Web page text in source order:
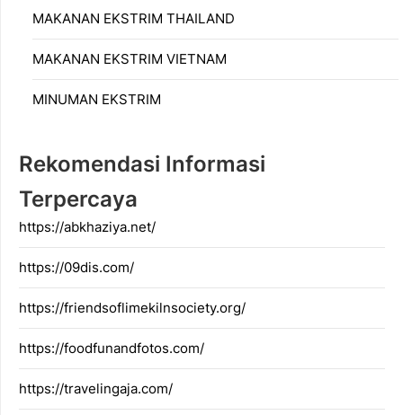
MAKANAN EKSTRIM THAILAND
MAKANAN EKSTRIM VIETNAM
MINUMAN EKSTRIM
Rekomendasi Informasi
Terpercaya
https://abkhaziya.net/
https://09dis.com/
https://friendsoflimekilnsociety.org/
https://foodfunandfotos.com/
https://travelingaja.com/